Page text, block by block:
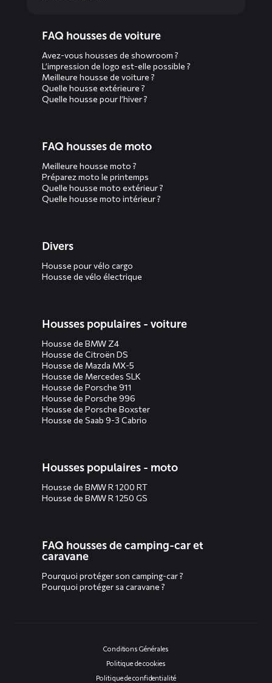
menusFAQ housses de voiture
Avez-vous housses de showroom ?
L’impression de logo est-elle possible ?
Meilleure housse de voiture ?
Quelle housse extérieure ?
Quelle housse pour l’hiver ?
FAQ housses de moto
Meilleure housse moto ?
Préparez moto le printemps
Quelle housse moto extérieur ?
Quelle housse moto intérieur ?
Divers
Housse pour vélo cargo
Housse de vélo électrique
Housses populaires - voiture
Housse de BMW Z4
Housse de Citroën DS
Housse de Mazda MX-5
Housse de Mercedes SLK
Housse de Porsche 911
Housse de Porsche 996
Housse de Porsche Boxster
Housse de Saab 9-3 Cabrio
Housses populaires - moto
Housse de BMW R 1200 RT
Housse de BMW R 1250 GS
FAQ housses de camping-car et
caravane
Pourquoi protéger son camping-car ?
Pourquoi protéger sa caravane ?
Conditions Générales
Politique de cookies
Politique de confidentialité